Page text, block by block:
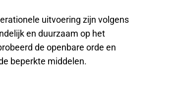
uitvoering zijn volgens
en duurzaam op het
de openbare orde en
beperkte middelen.